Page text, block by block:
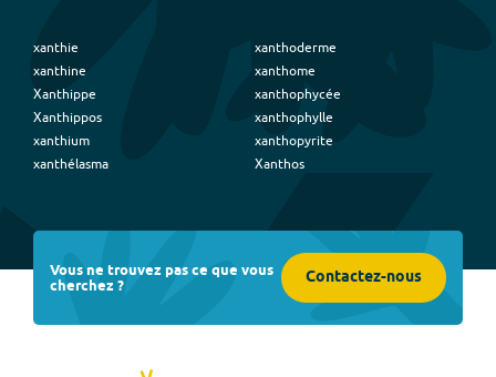
xanthie
xanthine
Xanthippe
Xanthippos
xanthium
xanthélasma
xanthoderme
xanthome
xanthophycée
xanthophylle
xanthopyrite
Xanthos
Vous ne trouvez pas ce que vous
cherchez ? Contactez-nous